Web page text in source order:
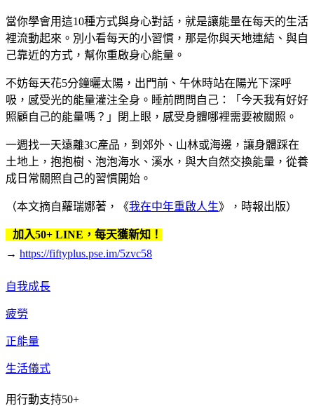
當你學會用這10種方式與身心對話，就是讓能量在每天的生活
裡流動起來。別小看每天的小習慣，那是你與天地連結、與自
己靠近的方式，幫你重啟身心能量。
不妨每天花5分鐘曬太陽，出門前、午休時站在陽光下深呼
吸，感受光的能量灌注全身。睡前問問自己：「今天我有好好
照顧自己的能量嗎？」閉上眼，感受身體哪裡需要被關照。
一週找一天遠離3C產品，到郊外、山林或海邊，讓身體踩在
土地上，抱抱樹、泡泡海水、溪水，與大自然交換能量，從養
成日常關照自己的習慣開始。
（本文摘自蘿瑞娜著，《我在中年重啟人生》，時報出版）
加入50+ LINE，每天獲新知！
→ https://fiftyplus.pse.im/5zvc58
自我成長
疲勞
正能量
生活儀式
用行動支持50+